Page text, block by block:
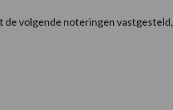
volgende noteringen vastgesteld,